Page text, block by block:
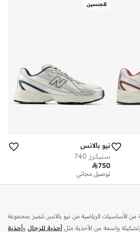
للجنسين
نيو بالانس
سنيكرز 740
750
توصيل مجاني
الأساسيات الرياضية من نيو بالانس تتميز بمجموعة
واسعة من الأحذية مثل أحذية للرجال وأحذية